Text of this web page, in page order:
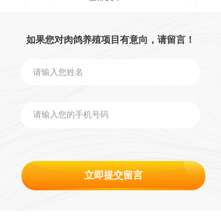
如果您对肉鸽养殖项目有意向，请留言！
立即提交留言